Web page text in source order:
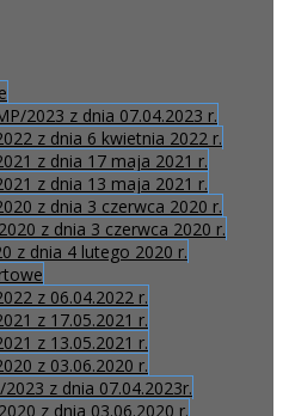
2023 z dnia 07.04.2023 r.
z dnia 6 kwietnia 2022 r.
z dnia 17 maja 2021 r.
z dnia 13 maja 2021 r.
z dnia 3 czerwca 2020 r.
z dnia 3 czerwca 2020 r.
z dnia 4 lutego 2020 r.
z 06.04.2022 r.
z 17.05.2021 r.
z 13.05.2021 r.
z 03.06.2020 r.
z dnia 07.04.2023r.
z dnia 03.06.2020 r.